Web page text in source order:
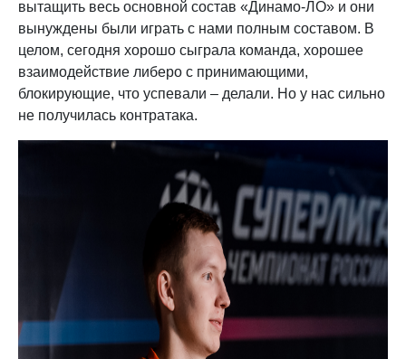
вытащить весь основной состав «Динамо-ЛО» и они
вынуждены были играть с нами полным составом. В
целом, сегодня хорошо сыграла команда, хорошее
взаимодействие либеро с принимающими,
блокирующие, что успевали – делали. Но у нас сильно
не получилась контратака.